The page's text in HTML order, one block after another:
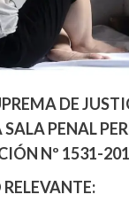
DE
SALA PENAL
Nº 1531-